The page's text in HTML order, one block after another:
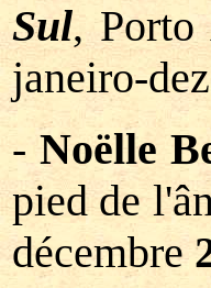
Sul,
janeiro-
- Noëlle
pied de
décembre